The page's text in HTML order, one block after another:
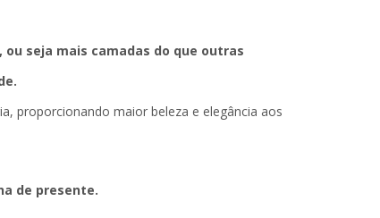
ou seja mais camadas do que outras
proporcionando maior beleza e elegância aos
de presente.